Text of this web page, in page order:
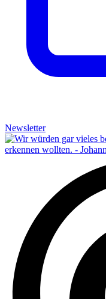
Newsletter